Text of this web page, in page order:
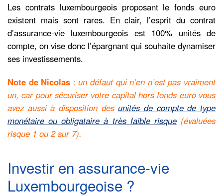
Les contrats luxembourgeois proposant le fonds euro
existent mais sont rares. En clair, l’esprit du contrat
d’assurance-vie luxembourgeois est 100% unités de
compte, on vise donc l’épargnant qui souhaite dynamiser
ses investissements.
Note de Nicolas :un défaut qui n’en n’est pas vraiment
un, car pour sécuriser votre capital hors fonds euro vous
avez aussi à disposition desunités de compte de type
monétaire ou obligataire à très faible risque(évaluées
risque 1 ou 2 sur 7).
Investir en assurance-vie
Luxembourgeoise ?